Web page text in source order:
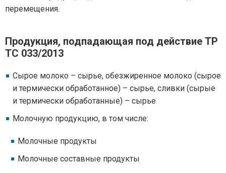
перемещения.
Продукция, подпадающая под действие ТР
ТС 033/2013
Сырое молоко – сырье, обезжиренное молоко (сырое
и термически обработанное) – сырье, сливки (сырые
и термически обработанные) – сырье
Молочную продукцию, в том числе:
Молочные продукты
Молочные составные продукты